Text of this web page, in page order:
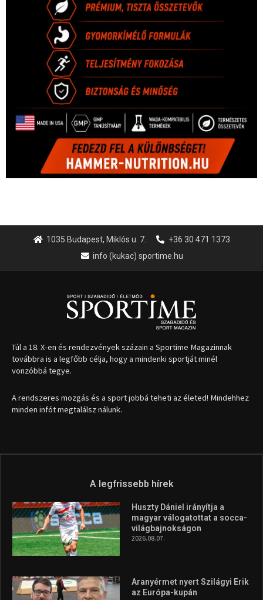
1035 Budapest, Miklós u. 7.
+36 30 471 1373
info (kukac) sportime.hu
Túl a 18. X-en és rendezvények százain a Sportime Magazinnak
továbbra is a legfőbb célja, hogy a mindenki sportját minél
vonzóbbá tegye.
A rendszeres mozgás és a sport jobbá teheti az életed! Mindehhez
minden infót megtalálsz nálunk.
A legfrissebb hírek
Huszty Dániel irányítja a
magyar válogatottat a socca-
világbajnokságon
2026.08.07.
Aranyérmet nyert Szilágyi Erik
az Európa-kupán